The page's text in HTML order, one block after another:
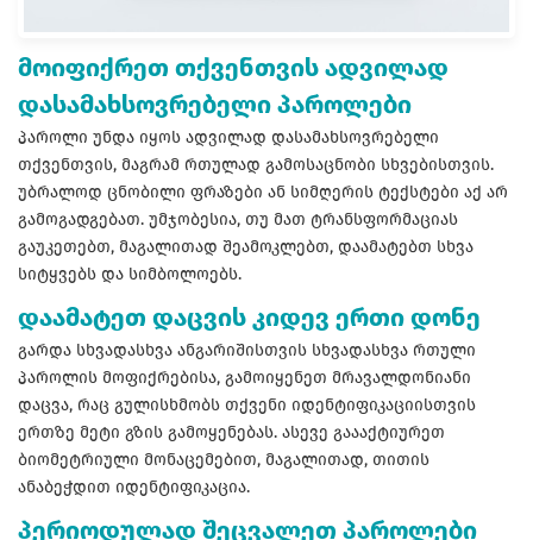
მოიფიქრეთ თქვენთვის ადვილად
დასამახსოვრებელი პაროლები
პაროლი უნდა იყოს ადვილად დასამახსოვრებელი
თქვენთვის, მაგრამ რთულად გამოსაცნობი სხვებისთვის.
უბრალოდ ცნობილი ფრაზები ან სიმღერის ტექსტები აქ არ
გამოგადგებათ. უმჯობესია, თუ მათ ტრანსფორმაციას
გაუკეთებთ, მაგალითად შეამოკლებთ, დაამატებთ სხვა
სიტყვებს და სიმბოლოებს.
დაამატეთ დაცვის კიდევ ერთი დონე
გარდა სხვადასხვა ანგარიშისთვის სხვადასხვა რთული
პაროლის მოფიქრებისა, გამოიყენეთ მრავალდონიანი
დაცვა, რაც გულისხმობს თქვენი იდენტიფიკაციისთვის
ერთზე მეტი გზის გამოყენებას. ასევე გაააქტიურეთ
ბიომეტრიული მონაცემებით, მაგალითად, თითის
ანაბეჭდით იდენტიფიკაცია.
პერიოდულად შეცვალეთ პაროლები